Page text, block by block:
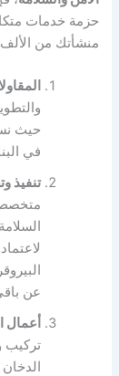
حزمة خدمات
منشأتك من الألف
حيث
في
تنفيذ
متخصص
عن
تركيب